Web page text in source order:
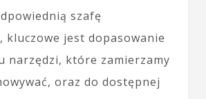
szafę
kluczowe jest dopasowanie
narzędzi, które zamierzamy
oraz do dostępnej